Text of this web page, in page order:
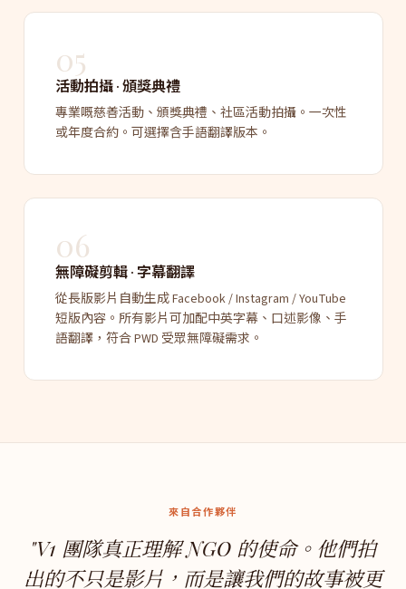
05
活動拍攝 · 頒獎典禮
專業嘅慈善活動、頒獎典禮、社區活動拍攝。一次性
或年度合約。可選擇含手語翻譯版本。
06
無障礙剪輯 · 字幕翻譯
從長版影片自動生成 Facebook / Instagram / YouTube
短版內容。所有影片可加配中英字幕、口述影像、手
語翻譯，符合 PWD 受眾無障礙需求。
來自合作夥伴
"V1 團隊真正理解 NGO 的使命。他們拍
出的不只是影片，而是讓我們的故事被更